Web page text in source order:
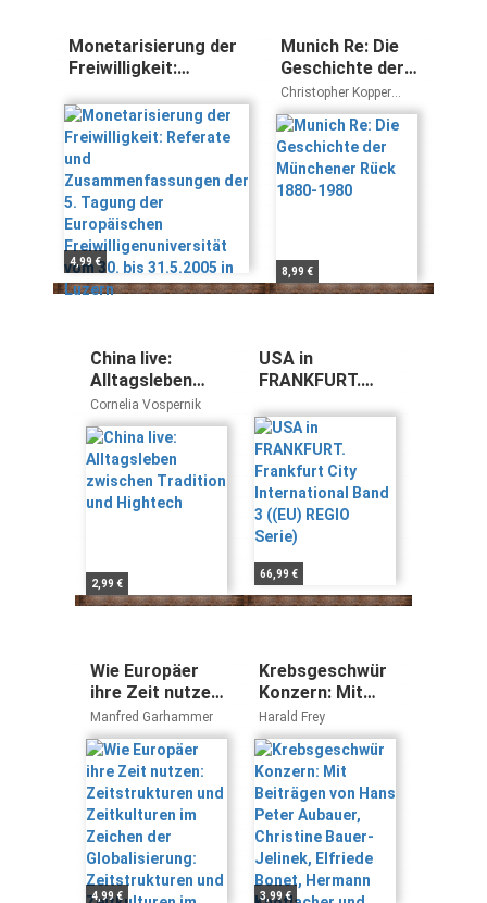
Monetarisierung der
Freiwilligkeit:
Zusammenfassungen
der 5. Tagung der
Europäischen
Freiwilligenuniversität
vom 30. bis 31.5.2005
in Luzern
4,99 €
Munich Re: Die
Geschichte der
Münchener Rück
1880-1980
Christopher Kopper
Johannes Bähr
8,99 €
China live:
Alltagsleben
zwischen
Tradition und
Hightech
Cornelia Vospernik
2,99 €
USA in
FRANKFURT.
International
Band 3 ((EU)
REGIO Serie)
66,99 €
Wie Europäer
ihre Zeit nutzen:
Zeitstrukturen
und Zeitkulturen
im Zeichen der
Globalisierung:
Zeitstrukturen
und Zeitkulturen
im Zeichen der
Globalisierung.
Habil.-Schr.
Manfred Garhammer
4,99 €
Krebsgeschwür
Konzern: Mit
Beiträgen von
Hans Peter
Aubauer,
Christine Bauer-
Jelinek, Elfriede
Bonet, Hermann
Knoflacher und
Markus
Knoflacher
Harald Frey
3,99 €